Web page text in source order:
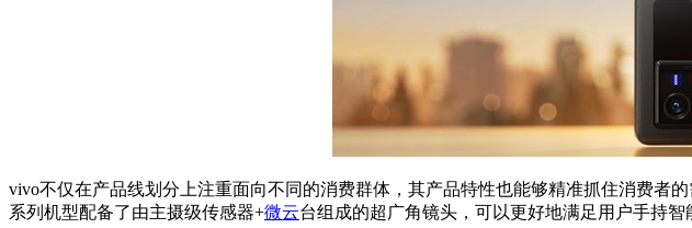
vivo不仅在产品线划分上注重面向不同的消费群体，其产品特性也能够精准抓住消费者
系列机型配备了由主摄级传感器+微云台组成的超广角镜头，可以更好地满足用户手持智